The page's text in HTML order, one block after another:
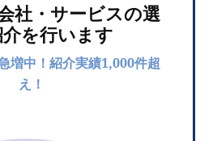
社・サービスの選
を行います
増中！紹介実績1,000件超
え！